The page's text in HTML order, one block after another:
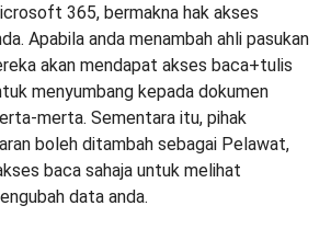
365, bermakna hak akses
Apabila anda menambah ahli pasukan
akan mendapat akses baca+tulis
menyumbang kepada dokumen
merta. Sementara itu, pihak
boleh ditambah sebagai Pelawat,
baca sahaja untuk melihat
data anda.